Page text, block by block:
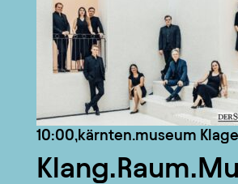
10:00,kärnten.museum